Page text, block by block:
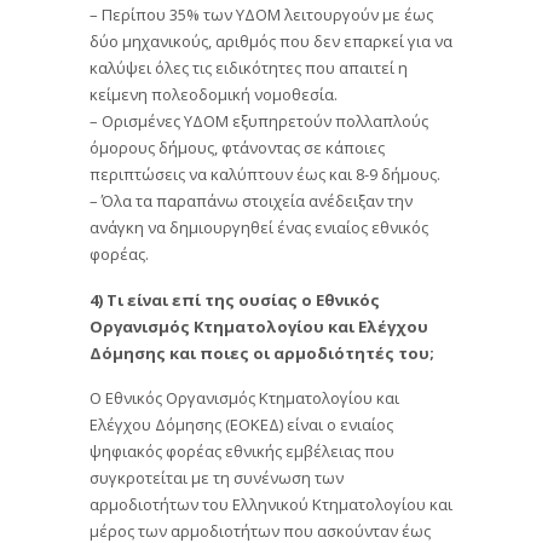
– Περίπου 35% των ΥΔΟΜ λειτουργούν με έως
δύο μηχανικούς, αριθμός που δεν επαρκεί για να
καλύψει όλες τις ειδικότητες που απαιτεί η
κείμενη πολεοδομική νομοθεσία.
– Ορισμένες ΥΔΟΜ εξυπηρετούν πολλαπλούς
όμορους δήμους, φτάνοντας σε κάποιες
περιπτώσεις να καλύπτουν έως και 8-9 δήμους.
– Όλα τα παραπάνω στοιχεία ανέδειξαν την
ανάγκη να δημιουργηθεί ένας ενιαίος εθνικός
φορέας.
4) Τι είναι επί της ουσίας ο Εθνικός
Οργανισμός Κτηματολογίου και Ελέγχου
Δόμησης και ποιες οι αρμοδιότητές του;
Ο Εθνικός Οργανισμός Κτηματολογίου και
Ελέγχου Δόμησης (ΕΟΚΕΔ) είναι ο ενιαίος
ψηφιακός φορέας εθνικής εμβέλειας που
συγκροτείται με τη συνένωση των
αρμοδιοτήτων του Ελληνικού Κτηματολογίου και
μέρος των αρμοδιοτήτων που ασκούνταν έως